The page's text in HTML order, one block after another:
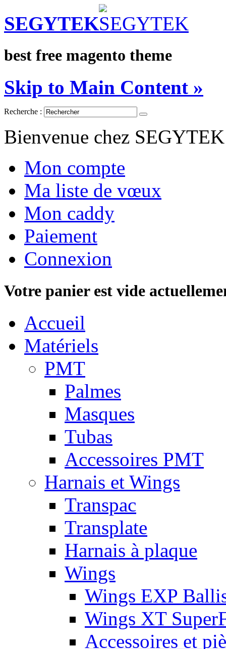
SEGYTEK
best free magento theme
Skip to Main Content »
Recherche :
Bienvenue chez
Mon compte
Ma liste de vœux
Mon caddy
Paiement
Connexion
Votre panier est vide
Accueil
Matériels
PMT
Palmes
Masques
Tubas
Accessoires PMT
Harnais et Wings
Transpac
Transplate
Harnais à plaque
Wings
Wings EXP
Wings XT
Accessoires et